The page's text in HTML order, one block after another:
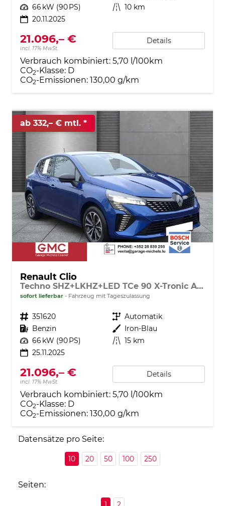
Leistung 66 kW (90 PS) Kilometerstand 10 km
20.11.2025
21.096,– €
incl. 17% MwSt.
Details
Verbrauch kombiniert: 5,70 l/100km
CO2-Klasse: D
CO2-Emissionen: 130,00 g/km
ab 332,– € mtl.
Renault Clio
Techno SHZ+LKHZ+LED TCe 90 X-Tronic Autom.
sofort lieferbar Fahrzeug mit Tageszulassung
Fahrzeugnr. 351620 Getriebe Automatik
Kraftstoff Benzin Außenfarbe Iron-Blau
Leistung 66 kW (90 PS) Kilometerstand 15 km
25.11.2025
21.096,– €
incl. 17% MwSt.
Details
Verbrauch kombiniert: 5,70 l/100km
CO2-Klasse: D
CO2-Emissionen: 130,00 g/km
Datensätze pro Seite:
10 20 50 100 250
Seiten: